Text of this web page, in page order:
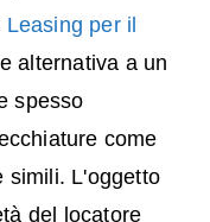
Leasing per il
alternativa a un
spesso
come
simili. L'oggetto
del locatore